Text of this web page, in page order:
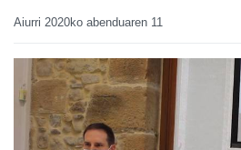
Aiurri 2020ko abenduaren 11